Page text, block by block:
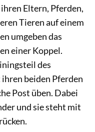
Eltern, Pferden,
Tieren auf einem
umgeben das
einer Koppel.
des
beiden Pferden
Post üben. Dabei
und sie steht mit